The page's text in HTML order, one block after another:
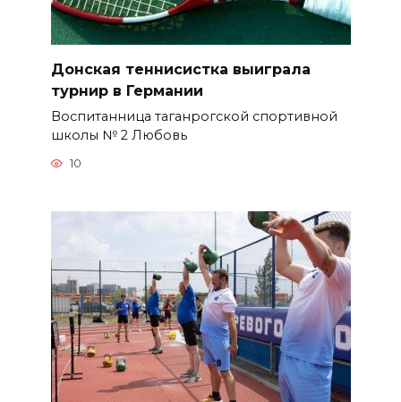
Донская теннисистка выиграла
турнир в Германии
Воспитанница таганрогской спортивной
школы № 2 Любовь
10